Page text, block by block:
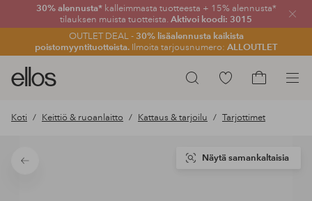
30% alennusta*kalleimmasta tuotteesta + 15% alennusta*
tilauksen muista tuotteista. Aktivoi koodi: 3015
OUTLET DEAL -30% lisäalennusta kaikista
poistomyyntituotteista. Ilmoita tarjousnumero: ALLOUTLET
Sulje
Hae
Ellos-
logo
siirry
Siirry
Koti Keittiö & ruoanlaitto Kattaus & tarjoilu Tarjottimet
Takaisin
Näytä samankaltaisia